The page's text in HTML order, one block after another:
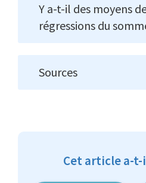
Y a-t-il des moyens
régressions du
Sources
Cet article a-